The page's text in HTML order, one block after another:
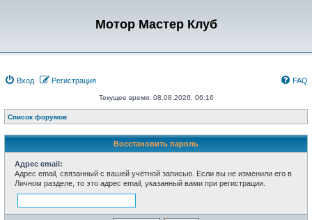
Мотор Мастер Клуб
Вход Регистрация FAQ
Текущее время: 08.08.2026, 06:16
Список форумов
Восстановить пароль
Адрес email:
Адрес email, связанный с вашей учётной записью. Если вы не изменили его в
Личном разделе, то это адрес email, указанный вами при регистрации.